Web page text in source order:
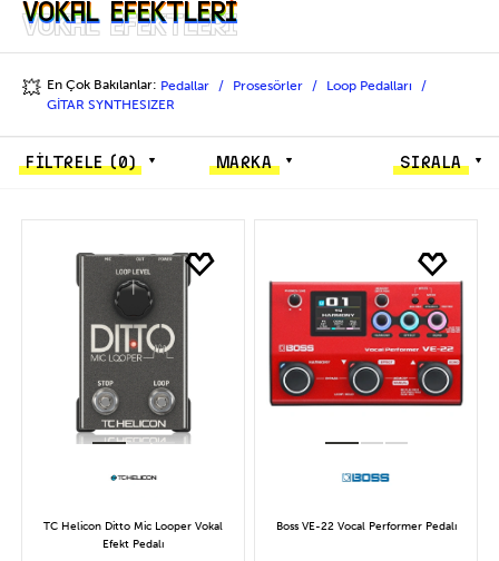
Vokal Efektleri
Vokal Efektleri
💥 En Çok Bakılanlar: Pedallar Prosesörler
Loop Pedalları
GİTAR SYNTHESIZER
FİLTRELE(0) MARKA SIRALA
TC Helicon Ditto Mic Looper Vokal
Efekt Pedalı
Boss VE-22 Vocal Performer Pedalı